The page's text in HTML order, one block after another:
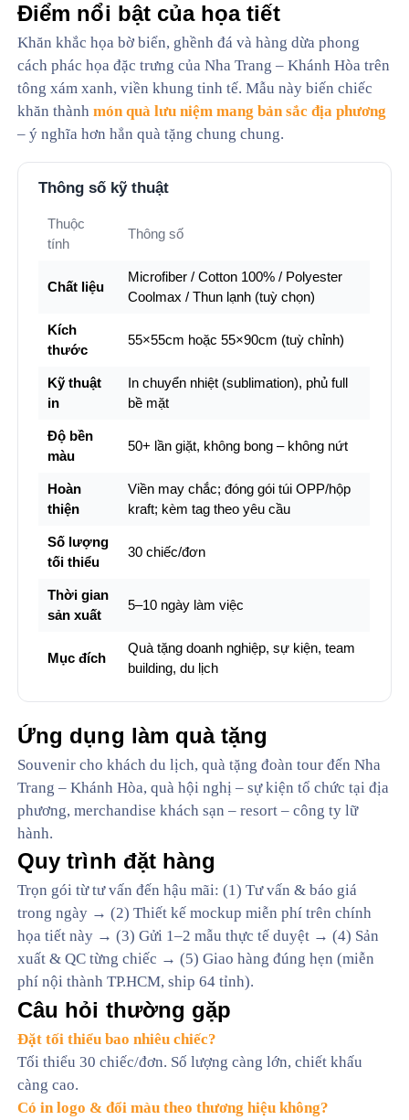
Điểm nổi bật của họa tiết
Khăn khắc họa bờ biển, ghềnh đá và hàng dừa phong
cách phác họa đặc trưng của Nha Trang – Khánh Hòa trên
tông xám xanh, viền khung tinh tế. Mẫu này biến chiếc
khăn thànhmón quà lưu niệm mang bản sắc địa phương
– ý nghĩa hơn hẳn quà tặng chung chung.
Thông số kỹ thuật
Thuộc
tính
Thông số
Chất liệu
Microfiber / Cotton 100% / Polyester
Coolmax / Thun lạnh (tuỳ chọn)
Kích
thước
55×55cm hoặc 55×90cm (tuỳ chỉnh)
Kỹ thuật
in
In chuyển nhiệt (sublimation), phủ full
bề mặt
Độ bền
màu
50+ lần giặt, không bong – không nứt
Hoàn
thiện
Viền may chắc; đóng gói túi OPP/hộp
kraft; kèm tag theo yêu cầu
Số lượng
tối thiểu
30 chiếc/đơn
Thời gian
sản xuất
5–10 ngày làm việc
Mục đích
Quà tặng doanh nghiệp, sự kiện, team
building, du lịch
Ứng dụng làm quà tặng
Souvenir cho khách du lịch, quà tặng đoàn tour đến Nha
Trang – Khánh Hòa, quà hội nghị – sự kiện tổ chức tại địa
phương, merchandise khách sạn – resort – công ty lữ
hành.
Quy trình đặt hàng
Trọn gói từ tư vấn đến hậu mãi: (1) Tư vấn & báo giá
trong ngày → (2) Thiết kế mockup miễn phí trên chính
họa tiết này → (3) Gửi 1–2 mẫu thực tế duyệt → (4) Sản
xuất & QC từng chiếc → (5) Giao hàng đúng hẹn (miễn
phí nội thành TP.HCM, ship 64 tỉnh).
Câu hỏi thường gặp
Đặt tối thiểu bao nhiêu chiếc?
Tối thiểu 30 chiếc/đơn. Số lượng càng lớn, chiết khấu
càng cao.
Có in logo & đổi màu theo thương hiệu không?